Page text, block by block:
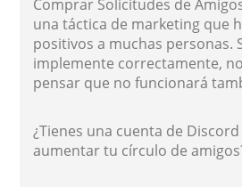
Comprar Solicitudes de
una táctica de marketing que
positivos a muchas personas.
implemente correctamente,
pensar que no funcionará
¿Tienes una cuenta de
aumentar tu círculo de